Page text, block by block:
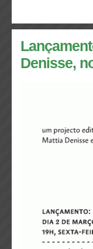
Denisse,